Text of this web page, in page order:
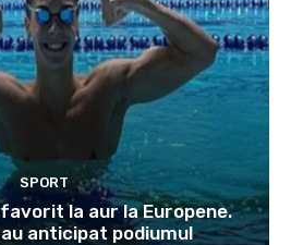
SPORT
la aur la Europene.
anticipat podiumul